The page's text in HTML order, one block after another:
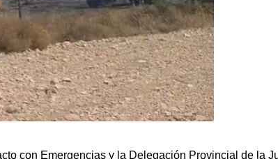
con Emergencias y la Delegación Provincial de la